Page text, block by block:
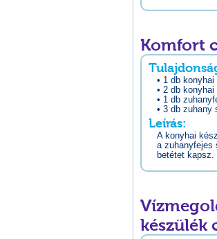
Komfort
• 1 db
• 2 db
• 1 db
• 3 db zuhany
Leírás:
A konyhai
a zuhanyfejes
betétet kapsz.
készülék